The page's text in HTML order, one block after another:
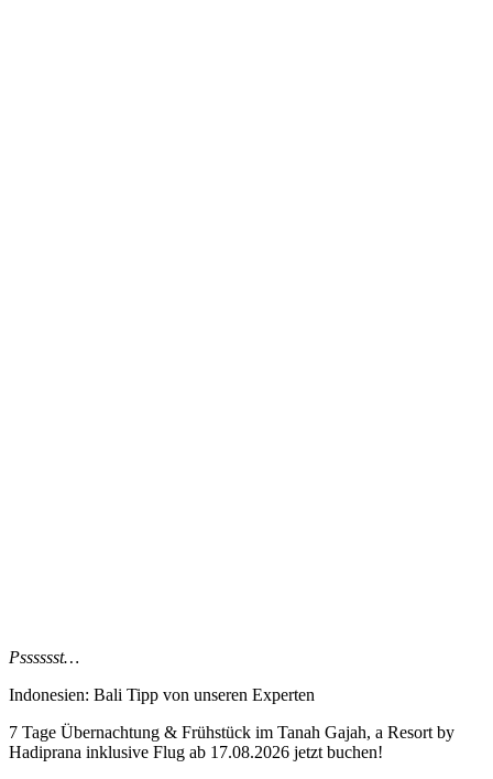
Psssssst…
Indonesien: Bali Tipp von unseren Experten
7 Tage Übernachtung & Frühstück im Tanah Gajah, a Resort by
Hadiprana inklusive Flug ab 17.08.2026 jetzt buchen!